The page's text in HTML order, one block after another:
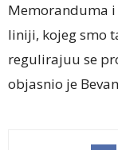
Memoranduma
liniji, kojeg smo
regulirajuu se
objasnio je